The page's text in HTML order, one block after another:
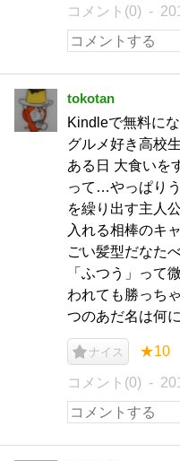
コメント(0)
tokotan
Kindleで無料に
グルメ好き高校
ある日 大食いを
って…やっぱり
を繰り出す主人
入れる相棒のキ
ごい髪型だなた
「ふつう」って
われても勝っち
つのあだ名は何
ナイス ★10
コメント(0)